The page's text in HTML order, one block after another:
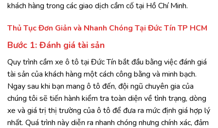
khách hàng trong các giao dịch cầm cố tại Hồ Chí Minh.
Thủ Tục Đơn Giản và Nhanh Chóng Tại Đức Tín TP HCM
Bước 1: Đánh giá tài sản
Quy trình cầm xe ô tô tại Đức Tín bắt đầu bằng việc đánh giá
tài sản của khách hàng một cách công bằng và minh bạch.
Ngay sau khi bạn mang ô tô đến, đội ngũ chuyên gia của
chúng tôi sẽ tiến hành kiểm tra toàn diện về tình trạng, dòng
xe và giá trị thị trường của ô tô để đưa ra mức định giá hợp lý
nhất. Quá trình này diễn ra nhanh chóng nhưng chính xác, đảm